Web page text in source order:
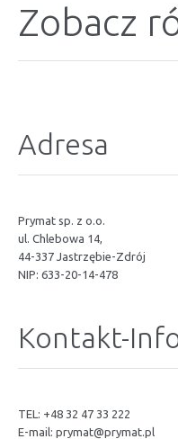
Zobacz
Adresa
Prymat sp. z o.o.
ul. Chlebowa 14,
44-337 Jastrzębie-Zdrój
NIP: 633-20-14-478
Kontakt-
TEL: +48 32 47 33 222
E-mail: prymat@prymat.pl